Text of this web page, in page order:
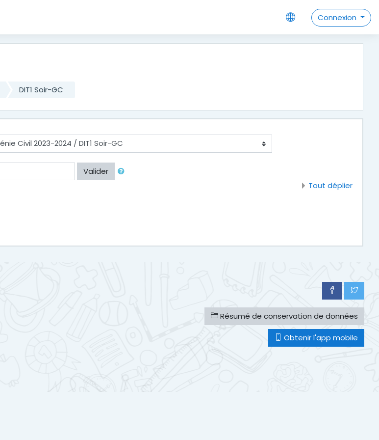
Connexion
DIT1 Soir-GC
Valider
Tout déplier
Résumé de conservation de données
Obtenir l'app mobile